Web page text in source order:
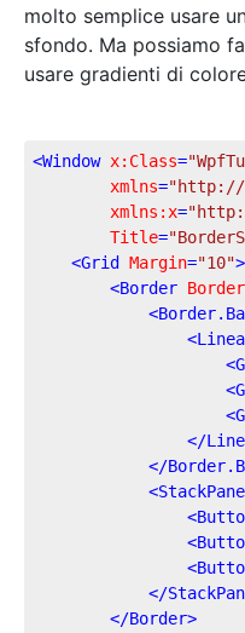
molto semplice usare
sfondo. Ma possiamo
usare gradienti di
<Window x:Class=
xmlns="http://
xmlns:x=
Title=
<Grid Margin="10">
<Border
<
<
<
<
<
</
</
<
<
<
<
</
</Border>